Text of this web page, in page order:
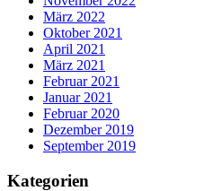
März 2022
Oktober 2021
April 2021
März 2021
Februar 2021
Januar 2021
Februar 2020
Dezember 2019
September 2019
Kategorien